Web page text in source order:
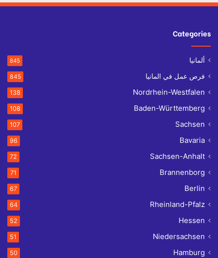
Categories
ألمانيا 845
فرص عمل في المانيا 845
Nordrhein-Westfalen
138
Baden-Württemberg
108
Sachsen
107
Bavaria
96
Sachsen-Anhalt
72
Brannenborg
71
Berlin
67
Rheinland-Pfalz
64
Hessen
52
Niedersachsen
51
Hamburg
50